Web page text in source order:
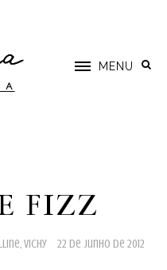
MENU
FIZZ
,vichy 22 de junho de 2012